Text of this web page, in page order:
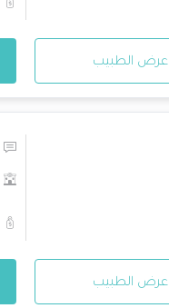
عرض الطبيب
عرض الطبيب